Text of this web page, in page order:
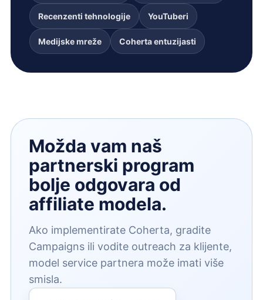
Recenzenti tehnologije YouTuberi
Medijske mreže Coherta entuzijasti
Možda vam naš
partnerski program
bolje odgovara od
affiliate modela.
Ako implementirate Coherta, gradite
Campaigns ili vodite outreach za klijente,
model service partnera može imati više
smisla.